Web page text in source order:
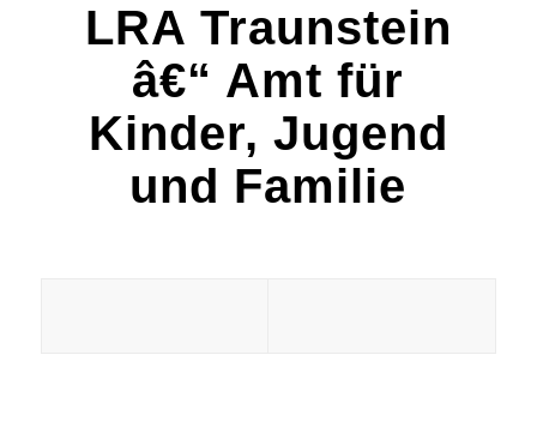
LRA Traunstein
â€“ Amt für
Kinder, Jugend
und Familie